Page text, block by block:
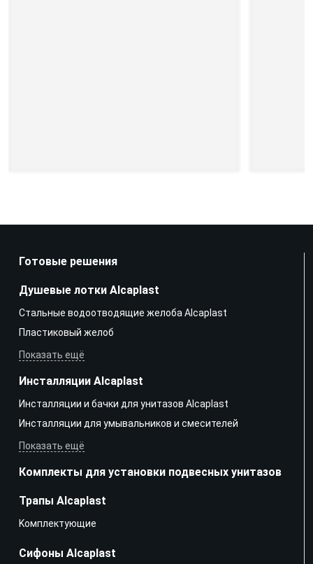
Готовые решения
Душевые лотки Alcaplast
Стальные водоотводящие желоба Alcaplast
Пластиковый желоб
Показать ещё
Инсталляции Alcaplast
Инсталляции и бачки для унитазов Alcaplast
Инсталляции для умывальников и смесителей
Показать ещё
Комплекты для установки подвесных унитазов
Трапы Alcaplast
Kомплектующие
Сифоны Alcaplast